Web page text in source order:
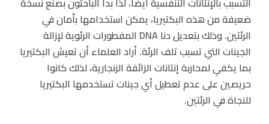
ضعيفة من هذه البكتيريا، يمكن استخدامها بأمان في
الرئتين. وذلك بتعديل دنا DNA المفطورات الرئوية لإزالة
الجينات التي تسبب تلف الرئة. أراد العلماء أن تعيش البكتيريا
بما يكفي لمحاربة إنتانات الزائفة الزنجارية، لذلك كانوا
حريصين على عدم تعطيل أي جينات تستخدمها البكتيريا
للنجاة في الرئتين.